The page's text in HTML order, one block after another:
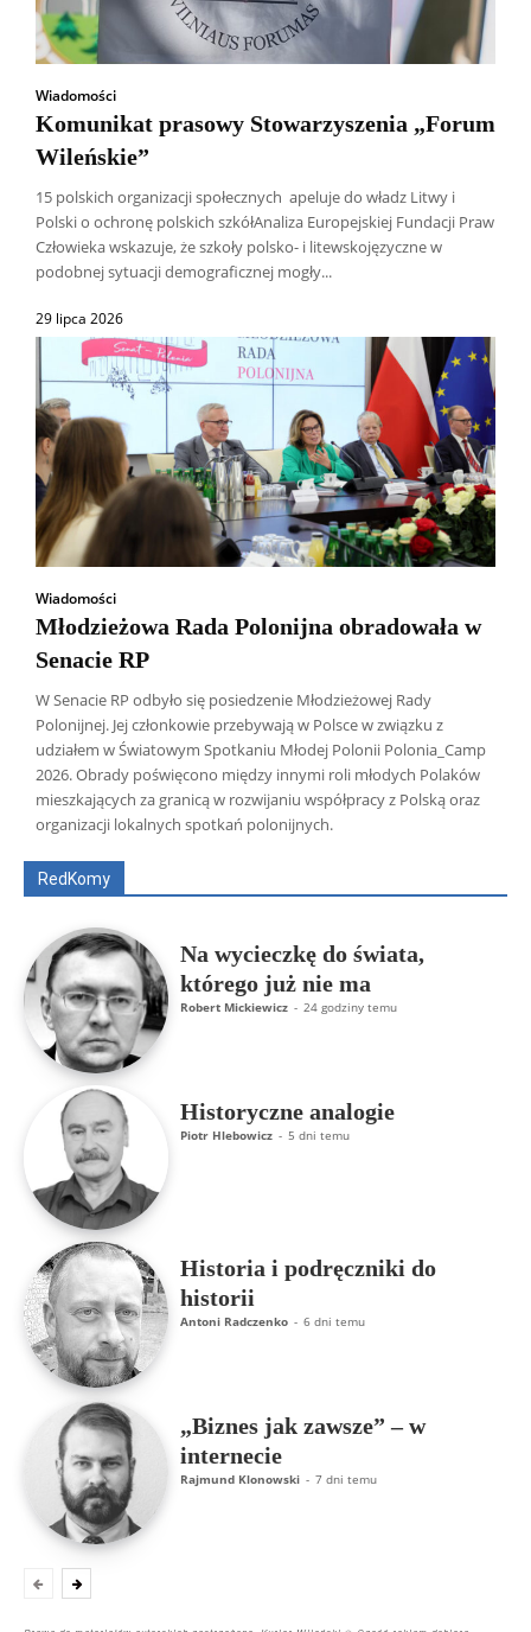
Wiadomości
Komunikat prasowy Stowarzyszenia „Forum
Wileńskie”
15 polskich organizacji społecznych apeluje do władz Litwy i
Polski o ochronę polskich szkółAnaliza Europejskiej Fundacji Praw
Człowieka wskazuje, że szkoły polsko- i litewskojęzyczne w
podobnej sytuacji demograficznej mogły...
29 lipca 2026
Wiadomości
Młodzieżowa Rada Polonijna obradowała w
Senacie RP
W Senacie RP odbyło się posiedzenie Młodzieżowej Rady
Polonijnej. Jej członkowie przebywają w Polsce w związku z
udziałem w Światowym Spotkaniu Młodej Polonii Polonia_Camp
2026. Obrady poświęcono między innymi roli młodych Polaków
mieszkających za granicą w rozwijaniu współpracy z Polską oraz
organizacji lokalnych spotkań polonijnych.
RedKomy
Wszyscy Aleksander Borowik
Antoni Radczenko
Artur Płokszto
Grzegorz Górny
ks. Jarosław Wąsowicz SDB
Na wycieczkę do świata,
którego już nie ma
Robert Mickiewicz - 24 godziny temu
Historyczne analogie
Piotr Hlebowicz - 5 dni temu
Historia i podręczniki do
historii
Antoni Radczenko - 6 dni temu
„Biznes jak zawsze” – w
internecie
Rajmund Klonowski - 7 dni temu